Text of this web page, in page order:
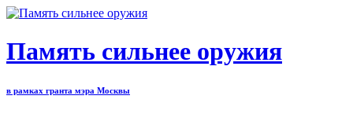
Перейти
содержимому
Память сильнее оружия
в рамках гранта мэра Москвы